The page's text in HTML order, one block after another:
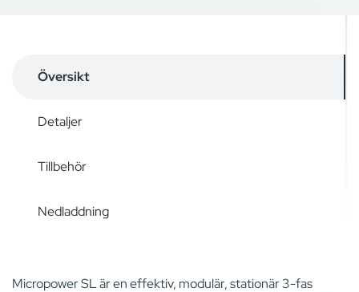
Översikt
Detaljer
Tillbehör
Nedladdning
Micropower SL är en effektiv, modulär, stationär 3-fas